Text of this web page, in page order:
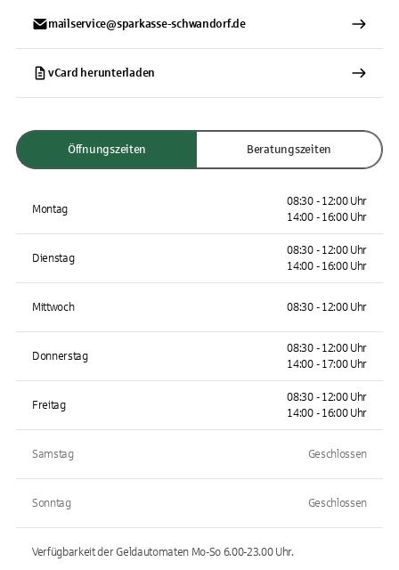
mailservice@sparkasse-schwandorf.de
vCard herunterladen
Öffnungszeiten Beratungszeiten
Montag
08:30 - 12:00 Uhr
14:00 - 16:00 Uhr
Dienstag
08:30 - 12:00 Uhr
14:00 - 16:00 Uhr
Mittwoch 08:30 - 12:00 Uhr
Donnerstag
08:30 - 12:00 Uhr
14:00 - 17:00 Uhr
Freitag
08:30 - 12:00 Uhr
14:00 - 16:00 Uhr
Samstag Geschlossen
Sonntag Geschlossen
Verfügbarkeit der Geldautomaten Mo-So 6.00-23.00Uhr.